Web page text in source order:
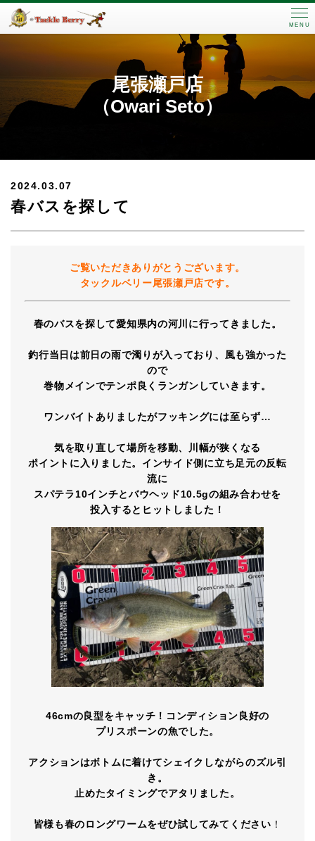
MENU
尾張瀬戸店
（Owari Seto）
2024.03.07
春バスを探して
ご覧いただきありがとうございます。
タックルベリー尾張瀬戸店です。
春のバスを探して愛知県内の河川に行ってきました。
釣行当日は前日の雨で濁りが入っており、風も強かった
ので
巻物メインでテンポ良くランガンしていきます。
ワンバイトありましたがフッキングには至らず…
気を取り直して場所を移動、川幅が狭くなる
ポイントに入りました。インサイド側に立ち足元の反転
流に
スパテラ10インチとバウヘッド10.5gの組み合わせを
投入するとヒットしました！
46cmの良型をキャッチ！コンディション良好の
プリスポーンの魚でした。
アクションはボトムに着けてシェイクしながらのズル引
き。
止めたタイミングでアタリました。
皆様も春のロングワームをぜひ試してみてください ！